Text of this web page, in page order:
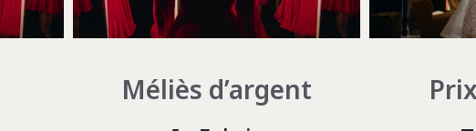
Méliès d’argent